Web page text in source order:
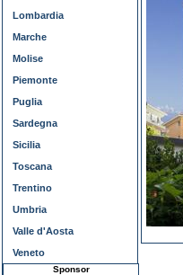
Lombardia
Marche
Molise
Piemonte
Puglia
Sardegna
Sicilia
Toscana
Trentino
Umbria
Valle d'Aosta
Veneto
Sponsor